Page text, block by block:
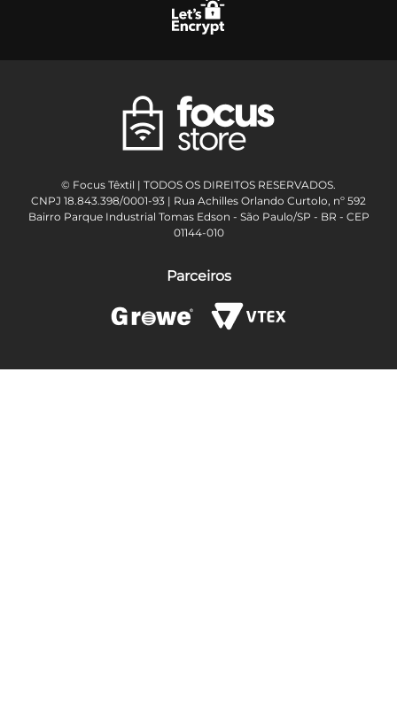
© Focus Têxtil | TODOS OS DIREITOS RESERVADOS.
CNPJ 18.843.398/0001-93 | Rua Achilles Orlando Curtolo, nº 592
Bairro Parque Industrial Tomas Edson - São Paulo/SP - BR - CEP
01144-010
Parceiros